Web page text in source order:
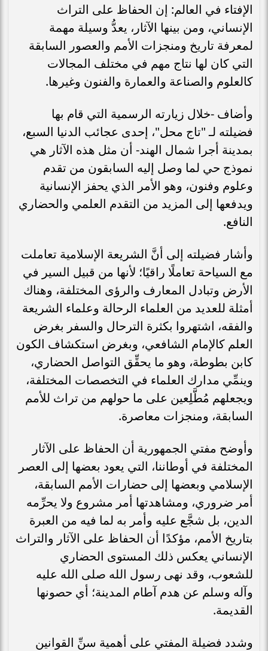
الإفتاء في العالم: إن الحفاظ على التراث
الإنساني، ومن بينها الآثار، يعدُّ وسيلة مهمة
لمعرفة تاريخ ومنجزات الأمم والعصور السابقة
التي كان لها نتاج مهم في مختلف المجالات
كالعلوم والصناعة والعمارة والفنون وغيرها.
وأضاف -خلال زيارته الرسمية التي قام بها
فضيلته لـ "تاج محل"، إحدى عجائب الدنيا السبع،
بمدينة أجرا شمال الهند- أن مثل هذه الآثار هي
نموذج حي لما وصل إليه السابقون من تقدم
وعلوم وفنون، وهو الأمر الذي يحفز الإنسانية
ويدفعها إلى المزيد من التقدم العلمي والحضاري
النافع.
وأشار فضيلته إلى أنَّ الشريعة الإسلامية تعاملت
مع السياحة تعاملًا راقيًا؛ لأنها من قبيل السير في
الأرض وتبادل المعارف والرؤى المختلفة، وهناك
أمثلة للعديد من العلماء الرحالة وعلماء الشريعة
والفقه، اشتهروا بكثرة الترحال والسفر بغرض
العلم كالإمام الشافعي، وبغرض استكشاف الكون
كابن بطوطة، وهو ما يحقِّق التواصل الحضاري،
وينمِّي مدارك العلماء في التخصصات المختلفة،
ويجعلهم مُطَّلِعين على ما حولهم من تراث للأمم
السابقة، ومنجزات معاصرة.
وأوضح مفتي الجمهورية أن الحفاظ على الآثار
المختلفة في أوطاننا، التي يعود بعضها إلى العصر
الإسلامي وبعضها إلى حضارات الأمم السابقة،
أمر ضروري، ومشاهدتها أمر مشروع ولا يحرِّمه
الدين، بل شجَّع عليه وأمر به لما فيه من العبرة
بتاريخ الأمم، مؤكدًا أن الحفاظ على الآثار والتراث
الإنساني يعكس ذلك المستوى الحضاري
للشعوب، وقد نهى رسول الله صلى الله عليه
وآله وسلم عن هدم آطام المدينة؛ أي حصونها
القديمة.
وشدد فضيلة المفتي على أهمية سنِّ القوانين